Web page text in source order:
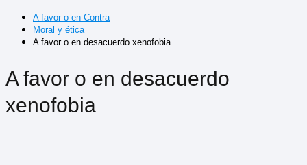
A favor o en Contra
Moral y ética
A favor o en desacuerdo xenofobia
A favor o en desacuerdo
xenofobia